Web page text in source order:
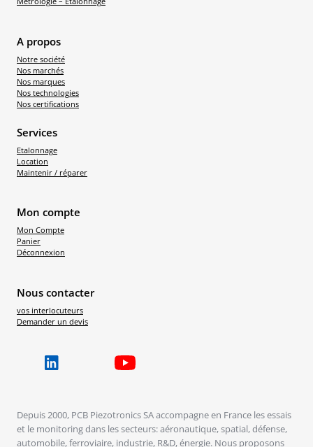
A propos
Notre société
Nos marchés
Nos marques
Nos technologies
Nos certifications
Services
Etalonnage
Location
Maintenir / réparer
Mon compte
Mon Compte
Panier
Déconnexion
Nous contacter
vos interlocuteurs
Demander un devis
Depuis 2000, PCB Piezotronics SA accompagne en France les essais
et le monitoring dans les secteurs: aéronautique, spatial, défense,
automobile, ferroviaire, industrie, R&D, énergie. Nous proposons